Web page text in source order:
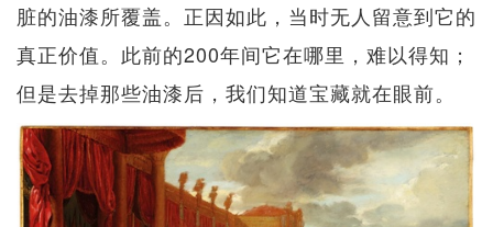
脏的油漆所覆盖。正因如此，当时无人留意到它的
真正价值。此前的200年间它在哪里，难以得知；
但是去掉那些油漆后，我们知道宝藏就在眼前。